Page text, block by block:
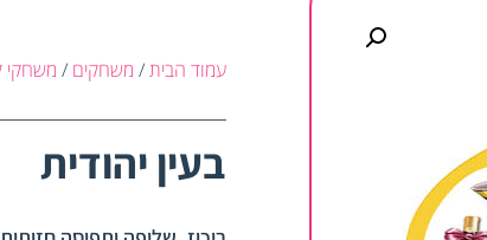
עמוד הבית/ משחקים / משחקי
בעין יהודית